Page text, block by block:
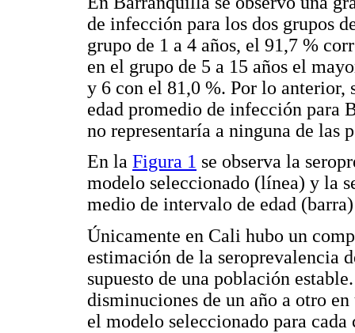
de infección para los dos grupos
grupo de 1 a 4 años, el 91,7 %
en el grupo de 5 a 15 años el
y 6 con el 81,0 %. Por lo
edad promedio de infección para
no representaría a ninguna de las
En la Figura 1 se observa la
modelo seleccionado (línea) y la
medio de intervalo de edad
Únicamente en Cali hubo un
estimación de la seroprevalencia
supuesto de una población
disminuciones de un año a otro
el modelo seleccionado para cada